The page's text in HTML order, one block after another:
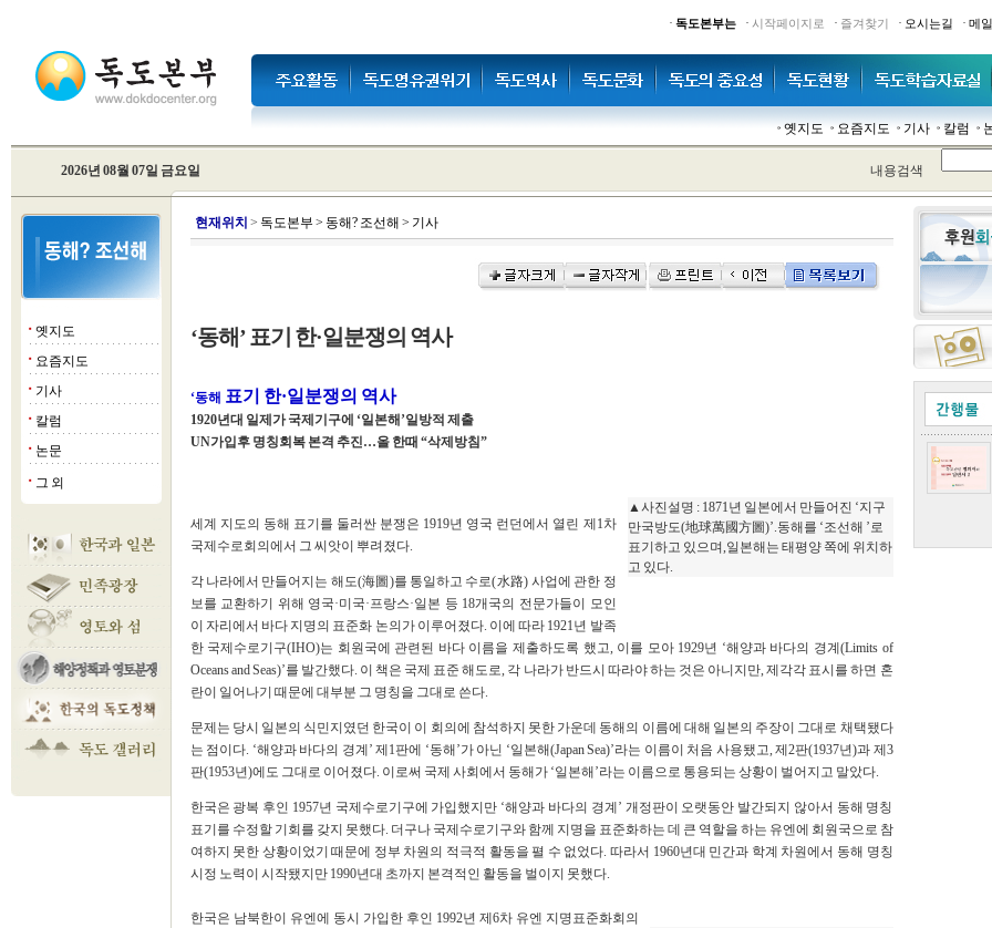
· 독도본부는 · 시작페이지로 · 즐겨찾기 · 오시는길 · 메
옛지도 요즘지도 기사 칼럼
2026년 08월 07일 금요일 내용검색
■ 옛지도
■ 요즘지도
■ 기사
■ 칼럼
■ 논문
■ 그 외
현재위치 > 독도본부 > 동해? 조선해 > 기사
‘동해’ 표기 한·일분쟁의 역사
‘동해 표기 한·일분쟁의 역사
1920년대 일제가 국제기구에 ‘일본해’일방적 제출
UN가입후 명칭회복 본격 추진…올 한때 “삭제방침”
▲사진설명 : 1871년 일본에서 만들어진 ‘지구
만국방도(地球萬國方圖)’.동해를 ‘조선해 ’로
표기하고 있으며,일본해는 태평양 쪽에 위치하
고 있다.
세계 지도의 동해 표기를 둘러싼 분쟁은 1919년 영국 런던에서 열린 제1차
국제수로회의에서 그 씨앗이 뿌려졌다.
각 나라에서 만들어지는 해도(海圖)를 통일하고 수로(水路) 사업에 관한 정
보를 교환하기 위해 영국·미국·프랑스·일본 등 18개국의 전문가들이 모인
이 자리에서 바다 지명의 표준화 논의가 이루어졌다. 이에 따라 1921년 발족
한 국제수로기구(IHO)는 회원국에 관련된 바다 이름을 제출하도록 했고, 이를 모아 1929년 ‘해양과 바다의 경계(Limits of
Oceans and Seas)’를 발간했다. 이 책은 국제 표준 해도로, 각 나라가 반드시 따라야 하는 것은 아니지만, 제각각 표시를 하면 혼
란이 일어나기 때문에 대부분 그 명칭을 그대로 쓴다.
문제는 당시 일본의 식민지였던 한국이 이 회의에 참석하지 못한 가운데 동해의 이름에 대해 일본의 주장이 그대로 채택됐다
는 점이다. ‘해양과 바다의 경계’ 제1판에 ‘동해’가 아닌 ‘일본해(Japan Sea)’라는 이름이 처음 사용됐고, 제2판(1937년)과 제3
판(1953년)에도 그대로 이어졌다. 이로써 국제 사회에서 동해가 ‘일본해’라는 이름으로 통용되는 상황이 벌어지고 말았다.
한국은 광복 후인 1957년 국제수로기구에 가입했지만 ‘해양과 바다의 경계’ 개정판이 오랫동안 발간되지 않아서 동해 명칭
표기를 수정할 기회를 갖지 못했다. 더구나 국제수로기구와 함께 지명을 표준화하는 데 큰 역할을 하는 유엔에 회원국으로 참
여하지 못한 상황이었기 때문에 정부 차원의 적극적 활동을 펼 수 없었다. 따라서 1960년대 민간과 학계 차원에서 동해 명칭
시정 노력이 시작됐지만 1990년대 초까지 본격적인 활동을 벌이지 못했다.
한국은 남북한이 유엔에 동시 가입한 후인 1992년 제6차 유엔 지명표준화회의